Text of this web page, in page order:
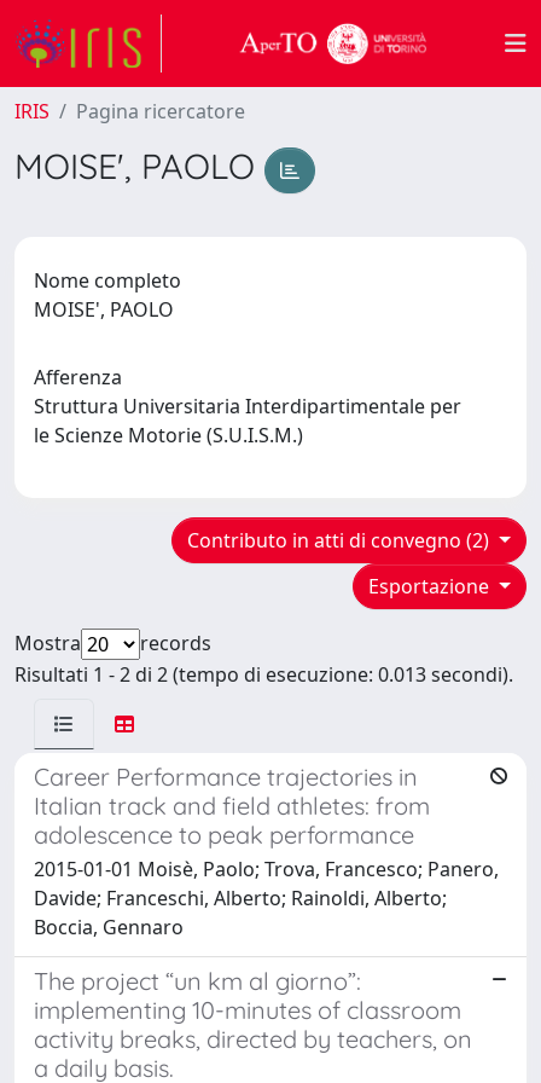
IRIS Pagina ricercatore
MOISE', PAOLO
Nome completo
MOISE', PAOLO
Afferenza
Struttura Universitaria Interdipartimentale per
le Scienze Motorie (S.U.I.S.M.)
Contributo in atti di convegno (2)
Esportazione
Mostra
records
Risultati 1 - 2 di 2 (tempo di esecuzione: 0.013 secondi).
Career Performance trajectories in
Italian track and field athletes: from
adolescence to peak performance
2015-01-01 Moisè, Paolo; Trova, Francesco; Panero,
Davide; Franceschi, Alberto; Rainoldi, Alberto;
Boccia, Gennaro
The project “un km al giorno”:
implementing 10-minutes of classroom
activity breaks, directed by teachers, on
a daily basis.